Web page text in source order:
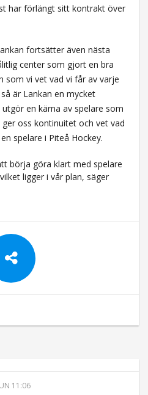
har förlängt sitt kontrakt över
fortsätter även nästa
center som gjort en bra
som vi vet vad vi får av varje
är Lankan en mycket
en kärna av spelare som
oss kontinuitet och vet vad
spelare i Piteå Hockey.
börja göra klart med spelare
ligger i vår plan, säger
11:06